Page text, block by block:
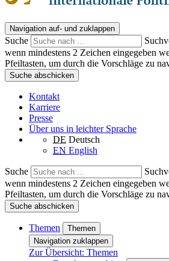
Navigation auf- und zuklappen
Suche
wenn mindestens 2 Zeichen eingegeben
Pfeiltasten, um durch die Vorschläge zu
Suche abschicken
Kontakt
Karriere
Presse
Über uns in leichter Sprache
DE Deutsch
EN English
Suche
wenn mindestens 2 Zeichen eingegeben
Pfeiltasten, um durch die Vorschläge zu
Suche abschicken
Themen
Themen
Navigation zuklappen
Zur Übersicht: Themen